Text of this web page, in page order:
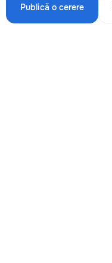
Publică o cerere